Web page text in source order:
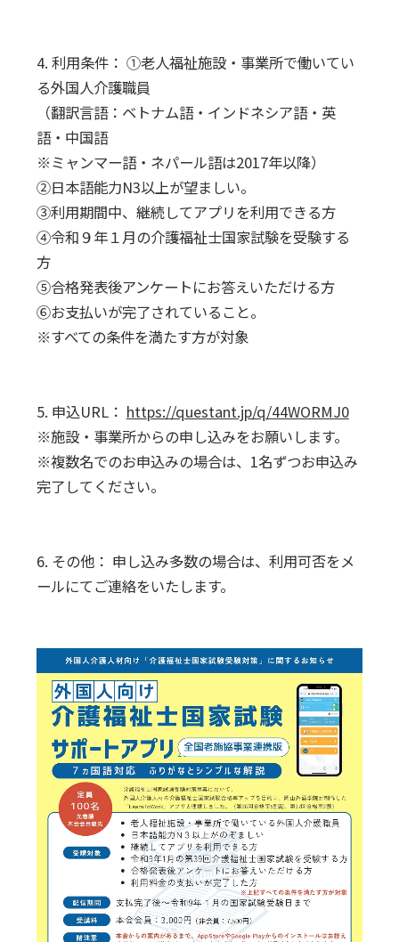
4. 利用条件： ①老人福祉施設・事業所で働いてい
る外国人介護職員
（翻訳言語：ベトナム語・インドネシア語・英
語・中国語
※ミャンマー語・ネパール語は2017年以降）
②日本語能力N3以上が望ましい。
③利用期間中、継続してアプリを利用できる方
④令和９年１月の介護福祉士国家試験を受験する
方
⑤合格発表後アンケートにお答えいただける方
⑥お支払いが完了されていること。
※すべての条件を満たす方が対象
5. 申込URL： https://questant.jp/q/44WORMJ0
※施設・事業所からの申し込みをお願いします。
※複数名でのお申込みの場合は、1名ずつお申込み
完了してください。
6. その他： 申し込み多数の場合は、利用可否をメ
ールにてご連絡をいたします。